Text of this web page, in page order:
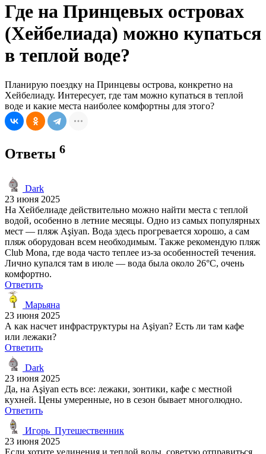
Где на Принцевых островах
(Хейбелиада) можно купаться
в теплой воде?
Планирую поездку на Принцевы острова, конкретно на
Хейбелиаду. Интересует, где там можно купаться в теплой
воде и какие места наиболее комфортны для этого?
Ответы 6
Dark
23 июня 2025
На Хейбелиаде действительно можно найти места с теплой
водой, особенно в летние месяцы. Одно из самых популярных
мест — пляж Aşiyan. Вода здесь прогревается хорошо, а сам
пляж оборудован всем необходимым. Также рекомендую пляж
Club Mona, где вода часто теплее из-за особенностей течения.
Лично купался там в июле — вода была около 26°C, очень
комфортно.
Ответить
Марьяна
23 июня 2025
А как насчет инфраструктуры на Aşiyan? Есть ли там кафе
или лежаки?
Ответить
Dark
23 июня 2025
Да, на Aşiyan есть все: лежаки, зонтики, кафе с местной
кухней. Цены умеренные, но в сезон бывает многолюдно.
Ответить
Игорь_Путешественник
23 июня 2025
Если хотите уединения и теплой воды, советую отправиться